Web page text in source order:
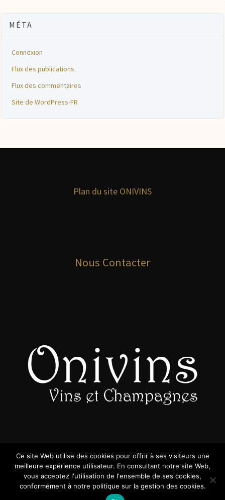
MÉTA
Connexion
Flux des publications
Flux des commentaires
Site de WordPress-FR
Plan du site ONIVINS
Nous Contacter
© 2026 ONIVINS
Ce site Web utilise des cookies pour offrir à ses visiteurs une
meilleure expérience utilisateur. En consultant notre site Web,
vous acceptez l'utilisation de l'ensemble de ses cookies,
conformément à notre politique sur la gestion des cookies.